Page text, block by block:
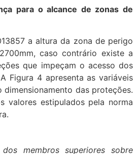
para o alcance de zonas de
a altura da zona de perigo
caso contrário existe a
que impeçam o acesso dos
Figura 4 apresenta as variáveis
dimensionamento das proteções.
valores estipulados pela norma
membros superiores sobre